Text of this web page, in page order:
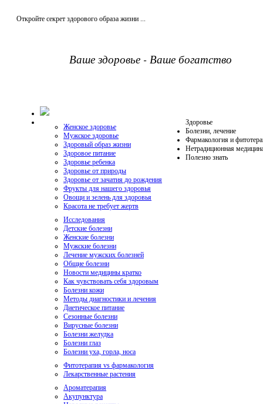
Откройте секрет здорового образа жизни ...
Ваше здоровье - Ваше богатство
Здоровье
Женское здоровье
Мужское здоровье
Здоровый образ жизни
Здоровое питание
Здоровье ребенка
Здоровье от природы
Здоровье от зачатия до рождения
Фрукты для нашего здоровья
Овощи и зелень для здоровья
Красота не требует жертв
Болезни, лечение
Исследования
Детские болезни
Женские болезни
Мужские болезни
Лечение мужских болезней
Общие болезни
Новости медицины кратко
Как чувствовать себя здоровым
Болезни кожи
Методы диагностики и лечения
Диетическое питание
Сезонные болезни
Вирусные болезни
Болезни желудка
Болезни глаз
Болезни уха, горла, носа
Фармакология и
Фитотерапия vs фармакология
Лекарственные растения
Нетрадиционная
Ароматерапия
Акупунктура
Полезно знать